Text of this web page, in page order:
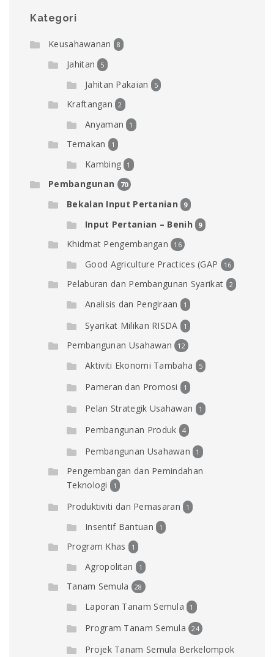
Kategori
Keusahawanan 8
Jahitan 5
Jahitan Pakaian 5
Kraftangan 2
Anyaman 1
Ternakan 1
Kambing 1
Pembangunan 70
Bekalan Input Pertanian 9
Input Pertanian – Benih 9
Khidmat Pengembangan 16
Good Agriculture Practices (GAP 16
Pelaburan dan Pembangunan Syarikat 2
Analisis dan Pengiraan 1
Syarikat Milikan RISDA 1
Pembangunan Usahawan 12
Aktiviti Ekonomi Tambaha 5
Pameran dan Promosi 1
Pelan Strategik Usahawan 1
Pembangunan Produk 4
Pembangunan Usahawan 1
Pengembangan dan Pemindahan
Teknologi
1
Produktiviti dan Pemasaran 1
Insentif Bantuan 1
Program Khas 1
Agropolitan 1
Tanam Semula 28
Laporan Tanam Semula 1
Program Tanam Semula 24
Projek Tanam Semula Berkelompok